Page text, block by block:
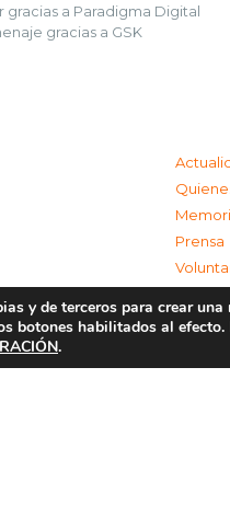
gracias a Paradigma Digital
gracias a GSK
Prensa
y de terceros para crear
botones habilitados al
.